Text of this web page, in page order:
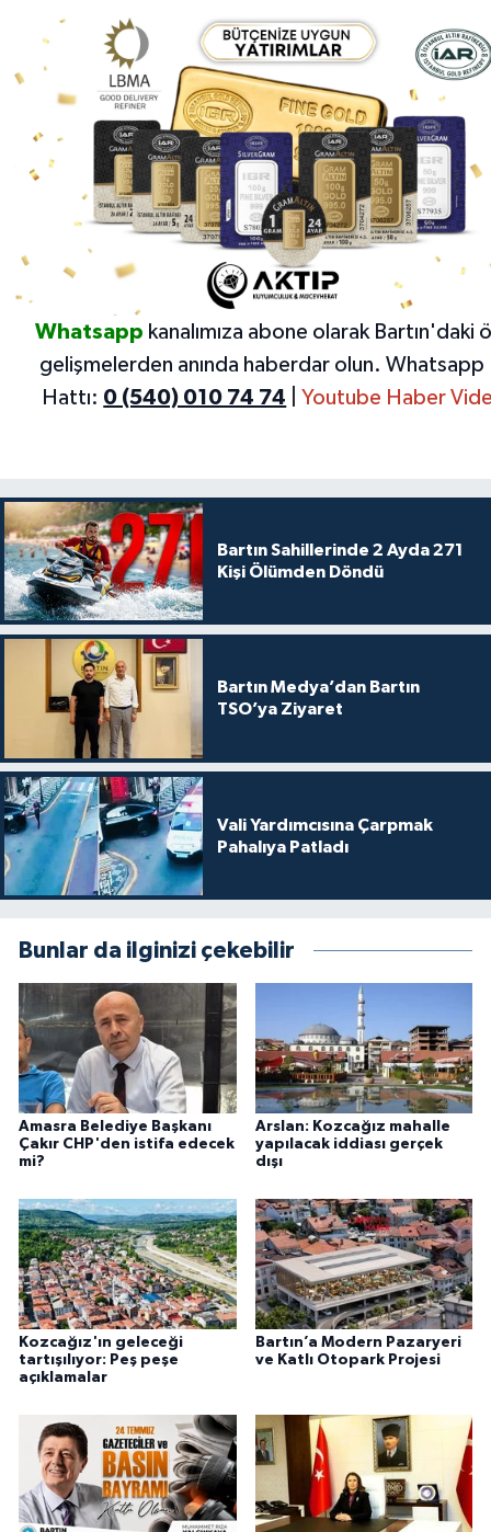
Whatsapp kanalımıza abone olarak Bartın'daki
gelişmelerden anında haberdar olun. Whatsapp
Hattı: 0 (540) 010 74 74 Youtube Haber
Bartın Sahillerinde 2 Ayda 271
Kişi Ölümden Döndü
Bartın Medya’dan Bartın
TSO’ya Ziyaret
Vali Yardımcısına Çarpmak
Pahalıya Patladı
Bunlar da ilginizi çekebilir
Amasra Belediye Başkanı
Çakır CHP'den istifa edecek
mi?
Arslan: Kozcağız mahalle
yapılacak iddiası gerçek
dışı
Kozcağız'ın geleceği
tartışılıyor: Peş peşe
açıklamalar
Bartın’a Modern Pazaryeri
ve Katlı Otopark Projesi